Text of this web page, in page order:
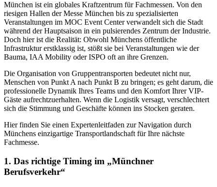
München ist ein globales Kraftzentrum für Fachmessen. Von den
riesigen Hallen der Messe München bis zu spezialisierten
Veranstaltungen im MOC Event Center verwandelt sich die Stadt
während der Hauptsaison in ein pulsierendes Zentrum der Industrie.
Doch hier ist die Realität: Obwohl Münchens öffentliche
Infrastruktur erstklassig ist, stößt sie bei Veranstaltungen wie der
Bauma, IAA Mobility oder ISPO oft an ihre Grenzen.
Die Organisation von Gruppentransporten bedeutet nicht nur,
Menschen von Punkt A nach Punkt B zu bringen; es geht darum, die
professionelle Dynamik Ihres Teams und den Komfort Ihrer VIP-
Gäste aufrechtzuerhalten. Wenn die Logistik versagt, verschlechtert
sich die Stimmung und Geschäfte können ins Stocken geraten.
Hier finden Sie einen Expertenleitfaden zur Navigation durch
Münchens einzigartige Transportlandschaft für Ihre nächste
Fachmesse.
1. Das richtige Timing im „Münchner
Berufsverkehr“